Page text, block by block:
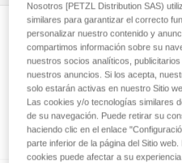
Cómo calcular la
Nosotros [PETZL Distribution SAS)
similares para garantizar el correcto
personalizar nuestro contenido y
compartimos información sobre su
nuestros socios analíticos,
nuestros anuncios. Si los acepta,
solo estarán activas en nuestro Sitio
Las cookies y/o tecnologías similares
de su navegación. Puede retirar su
haciendo clic en el enlace
parte inferior de la página del Sitio
cookies puede afectar a su